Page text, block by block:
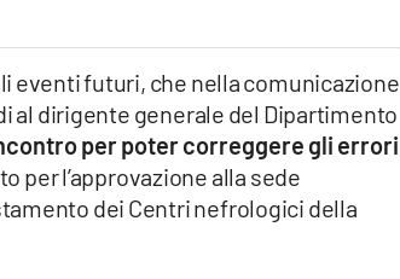
eventi futuri, che nella comunicazione
al dirigente generale del Dipartimento
per poter correggere gli errori
per l’approvazione alla sede
dei Centri nefrologici della